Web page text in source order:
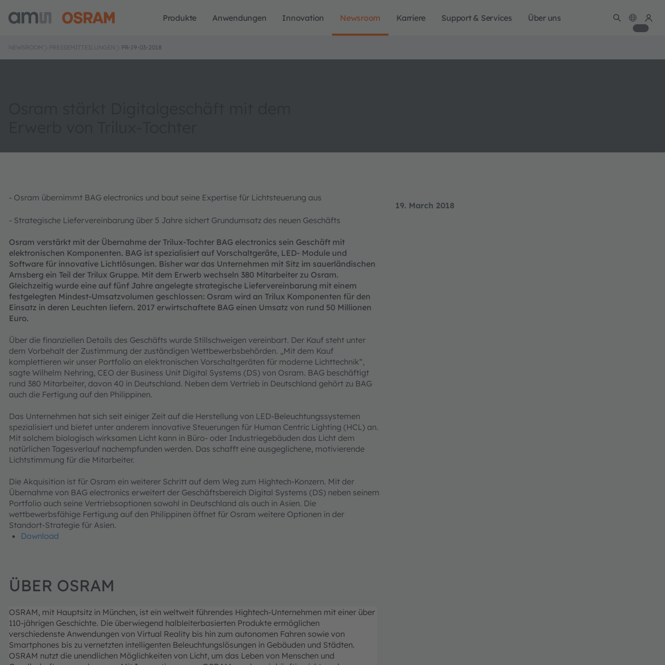
Produkte Anwendungen Innovation Newsroom Karriere Support & Services Über uns
NEWSROOM PRESSEMITTEILUNGEN PR-19-03-2018
19. March 2018
- Osram übernimmt BAG electronics und baut seine Expertise für Lichtsteuerung aus
- Strategische Liefervereinbarung über 5 Jahre sichert Grundumsatz des neuen Geschäfts
Osram verstärkt mit der Übernahme der Trilux-Tochter BAG electronics sein Geschäft mit
elektronischen Komponenten. BAG ist spezialisiert auf Vorschaltgeräte, LED- Module und
Software für innovative Lichtlösungen. Bisher war das Unternehmen mit Sitz im sauerländischen
Arnsberg ein Teil der Trilux Gruppe. Mit dem Erwerb wechseln 380 Mitarbeiter zu Osram.
Gleichzeitig wurde eine auf fünf Jahre angelegte strategische Liefervereinbarung mit einem
festgelegten Mindest-Umsatzvolumen geschlossen: Osram wird an Trilux Komponenten für den
Einsatz in deren Leuchten liefern. 2017 erwirtschaftete BAG einen Umsatz von rund 50 Millionen
Euro.
Über die finanziellen Details des Geschäfts wurde Stillschweigen vereinbart. Der Kauf steht unter
dem Vorbehalt der Zustimmung der zuständigen Wettbewerbsbehörden. „Mit dem Kauf
komplettieren wir unser Portfolio an elektronischen Vorschaltgeräten für moderne Lichttechnik“,
sagte Wilhelm Nehring, CEO der Business Unit Digital Systems (DS) von Osram. BAG beschäftigt
rund 380 Mitarbeiter, davon 40 in Deutschland. Neben dem Vertrieb in Deutschland gehört zu BAG
auch die Fertigung auf den Philippinen.
Das Unternehmen hat sich seit einiger Zeit auf die Herstellung von LED-Beleuchtungssystemen
spezialisiert und bietet unter anderem innovative Steuerungen für Human Centric Lighting (HCL) an.
Mit solchem biologisch wirksamen Licht kann in Büro- oder Industriegebäuden das Licht dem
natürlichen Tagesverlauf nachempfunden werden. Das schafft eine ausgeglichene, motivierende
Lichtstimmung für die Mitarbeiter.
Die Akquisition ist für Osram ein weiterer Schritt auf dem Weg zum Hightech-Konzern. Mit der
Übernahme von BAG electronics erweitert der Geschäftsbereich Digital Systems (DS) neben seinem
Portfolio auch seine Vertriebsoptionen sowohl in Deutschland als auch in Asien. Die
wettbewerbsfähige Fertigung auf den Philippinen öffnet für Osram weitere Optionen in der
Standort-Strategie für Asien.
Download
ÜBER OSRAM
OSRAM, mit Hauptsitz in München, ist ein weltweit führendes Hightech-Unternehmen mit einer über
110-jährigen Geschichte. Die überwiegend halbleiterbasierten Produkte ermöglichen
verschiedenste Anwendungen von Virtual Reality bis hin zum autonomen Fahren sowie von
Smartphones bis zu vernetzten intelligenten Beleuchtungslösungen in Gebäuden und Städten.
OSRAM nutzt die unendlichen Möglichkeiten von Licht, um das Leben von Menschen und